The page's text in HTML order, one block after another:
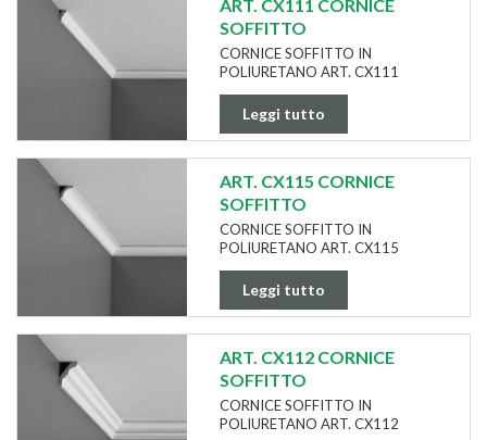
ART. CX111 CORNICE
SOFFITTO
CORNICE SOFFITTO IN
POLIURETANO ART. CX111
Leggi tutto
ART. CX115 CORNICE
SOFFITTO
CORNICE SOFFITTO IN
POLIURETANO ART. CX115
Leggi tutto
ART. CX112 CORNICE
SOFFITTO
CORNICE SOFFITTO IN
POLIURETANO ART. CX112